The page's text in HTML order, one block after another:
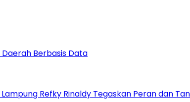
Berbasis Data
Refky Rinaldy Tegaskan Peran dan